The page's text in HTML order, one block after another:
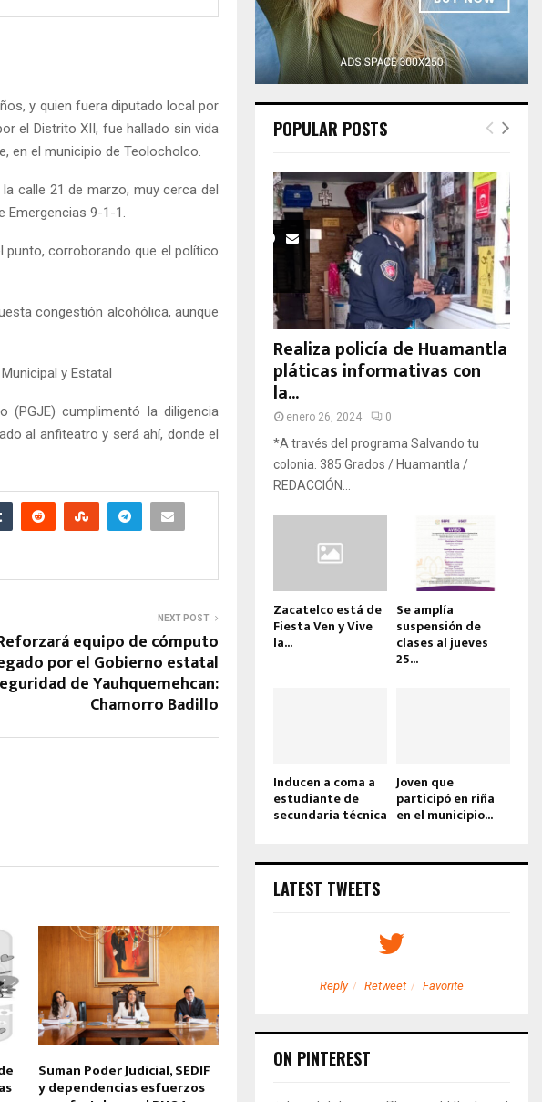
y quien fuera diputado local por
el Distrito XII, fue hallado sin vida
en el municipio de Teolocholco.
calle 21 de marzo, muy cerca del
9-1-1.
corroborando que el político
congestión alcohólica, aunque
y Estatal
(PGJE) cumplimentó la diligencia
al anfiteatro y será ahí, donde el
NEXT POST
equipo de cómputo
por el Gobierno estatal
de Yauhquemehcan:
Chamorro Badillo
Suman Poder Judicial, SEDIF
y dependencias esfuerzos
POPULAR POSTS
Realiza policía de Huamantla
pláticas informativas con
la...
enero 26, 2024 0
*A través del programa Salvando tu
colonia. 385 Grados / Huamantla /
REDACCIÓN...
Zacatelco está de
Fiesta Ven y Vive
la...
Se amplía
suspensión de
clases al jueves
25...
Inducen a coma a
estudiante de
secundaria técnica
Joven que
participó en riña
en el municipio...
LATEST TWEETS
Reply Retweet Favorite Reply Retweet Favorite
ON PINTEREST